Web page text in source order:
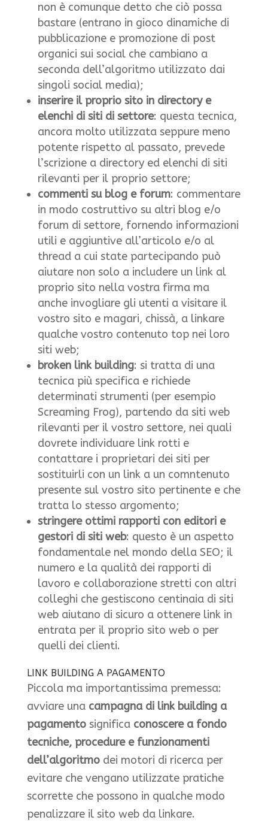
non è comunque detto che ciò possa
bastare (entrano in gioco dinamiche di
pubblicazione e promozione di post
organici sui social che cambiano a
seconda dell’algoritmo utilizzato dai
singoli social media);
inserire il proprio sito in directory e
elenchi di siti di settore: questa tecnica,
ancora molto utilizzata seppure meno
potente rispetto al passato, prevede
l’scrizione a directory ed elenchi di siti
rilevanti per il proprio settore;
commenti su blog e forum: commentare
in modo costruttivo su altri blog e/o
forum di settore, fornendo informazioni
utili e aggiuntive all’articolo e/o al
thread a cui state partecipando può
aiutare non solo a includere un link al
proprio sito nella vostra firma ma
anche invogliare gli utenti a visitare il
vostro sito e magari, chissà, a linkare
qualche vostro contenuto top nei loro
siti web;
broken link building: si tratta di una
tecnica più specifica e richiede
determinati strumenti (per esempio
Screaming Frog), partendo da siti web
rilevanti per il vostro settore, nei quali
dovrete individuare link rotti e
contattare i proprietari dei siti per
sostituirli con un link a un comntenuto
presente sul vostro sito pertinente e che
tratta lo stesso argomento;
stringere ottimi rapporti con editori e
gestori di siti web: questo è un aspetto
fondamentale nel mondo della SEO; il
numero e la qualità dei rapporti di
lavoro e collaborazione stretti con altri
colleghi che gestiscono centinaia di siti
web aiutano di sicuro a ottenere link in
entrata per il proprio sito web o per
quelli dei clienti.
LINK BUILDING A PAGAMENTO
Piccola ma importantissima premessa:
avviare una campagna di link building a
pagamentosignifica conoscere a fondo
tecniche, procedure e funzionamenti
dell’algoritmodei motori di ricerca per
evitare che vengano utilizzate pratiche
scorrette che possono in qualche modo
penalizzare il sito web da linkare.